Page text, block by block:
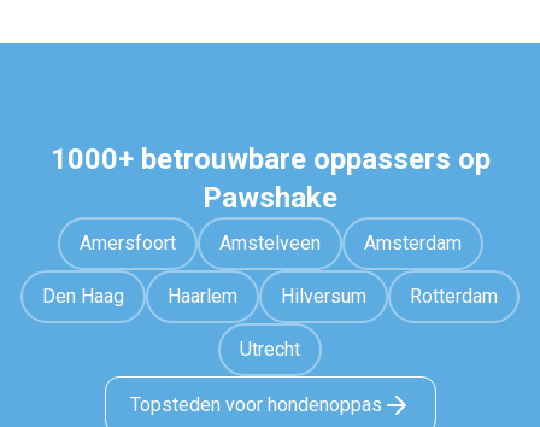
1000+ betrouwbare oppassers op
Pawshake
Amersfoort Amstelveen Amsterdam
Den Haag Haarlem Hilversum Rotterdam
Utrecht
Topsteden voor hondenoppas